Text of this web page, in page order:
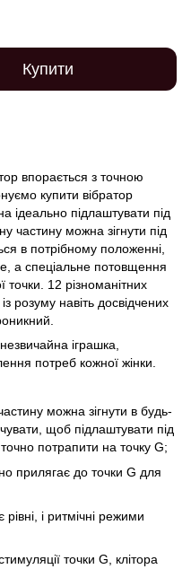
Купити
впорається з точною
купити вібратор
підлаштувати під
частину можна зігнути під
в потрібному положенні,
а спеціальне потовщення
точки. 12 різноманітних
розуму навіть досвідчених
іграшка,
потреб кожної жінки.
можна зігнути в будь-
щоб підлаштувати під
потрапити на точку G;
прилягає до точки G для
рівні, і ритмічні режими
точки G, клітора